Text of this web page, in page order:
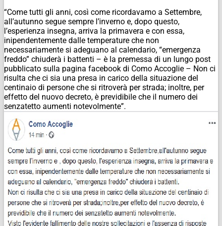
“Come tutti gli anni, così come ricordavamo a Settembre,
all’autunno segue sempre l’inverno e, dopo questo,
l’esperienza insegna, arriva la primavera e con essa,
inipendentemente dalle temperature che non
necessariamente si adeguano al calendario, “emergenza
freddo” chiuderà i battenti – è la premessa di un lungo post
pubblicato sulla pagina facebook di Como Accoglie – Non ci
risulta che ci sia una presa in carico della situazione del
centinaio di persone che si ritroverà per strada; inoltre, per
effetto del nuovo decreto, è previdibile che il numero dei
senzatetto aumenti notevolmente”.